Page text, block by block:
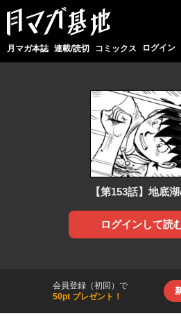
月マガ本誌 連載/読切 コミックス ログイン
【第153話】地底
ログインして読
会員登録（初回）で
50pt プレゼント！